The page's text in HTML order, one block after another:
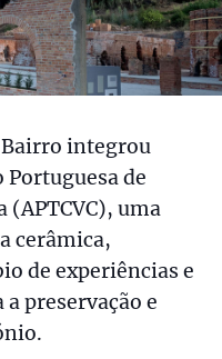
integrou
Portuguesa de
(APTCVC), uma
cerâmica,
de experiências e
preservação e